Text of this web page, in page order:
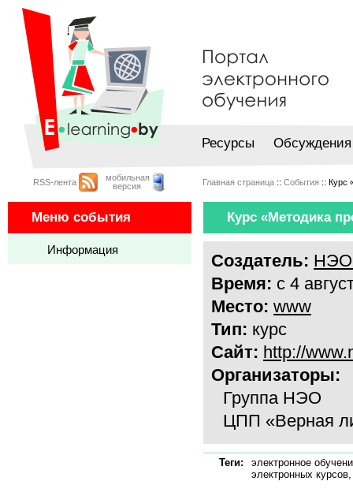
Ресурсы Обсуждения
RSS-лента
мобильная
версия
Главная страница :: События :: Курс
Меню события
Информация
Курс «Методика
Создатель: НЭО
Время: с 4
Место: www
Тип: курс
Сайт: http://
Организаторы:
Группа НЭО
ЦПП «Верная
Теги:
электронное
электронных